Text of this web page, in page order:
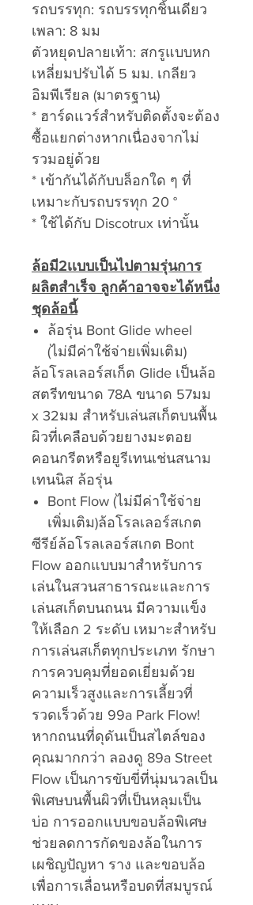
รถบรรทุก: รถบรรทุกชิ้นเดียว
เพลา: 8 มม
ตัวหยุดปลายเท้า: สกรูแบบหก
เหลี่ยมปรับได้ 5 มม. เกลียว
อิมพีเรียล (มาตรฐาน)
* ฮาร์ดแวร์สำหรับติดตั้งจะต้อง
ซื้อแยกต่างหากเนื่องจากไม่
รวมอยู่ด้วย
* เข้ากันได้กับบล็อกใด ๆ ที่
เหมาะกับรถบรรทุก 20 °
* ใช้ได้กับ Discotrux เท่านั้น
ล้อมี2เเบบเป็นไปตามรุ่นการ
ผลิตสำเร็จ ลูกค้าอาจจะได้หนึ่ง
ชุดล้อนี้
ล้อรุ่น Bont Glide wheel
(ไม่มีค่าใช้จ่ายเพิ่มเติม)
ล้อโรลเลอร์สเก็ต Glide เป็นล้อ
สตรีทขนาด 78A ขนาด 57มม
x 32มม สำหรับเล่นสเก็ตบนพื้น
ผิวที่เคลือบด้วยยางมะตอย
คอนกรีตหรือยูรีเทนเช่นสนาม
เทนนิส ล้อรุ่น
Bont Flow (ไม่มีค่าใช้จ่าย
เพิ่มเติม)ล้อโรลเลอร์สเกต
ซีรีย์ล้อโรลเลอร์สเกต Bont
Flow ออกแบบมาสำหรับการ
เล่นในสวนสาธารณะและการ
เล่นสเก็ตบนถนน มีความแข็ง
ให้เลือก 2 ระดับ เหมาะสำหรับ
การเล่นสเก็ตทุกประเภท รักษา
การควบคุมที่ยอดเยี่ยมด้วย
ความเร็วสูงและการเลี้ยวที่
รวดเร็วด้วย 99a Park Flow!
หากถนนที่ดุดันเป็นสไตล์ของ
คุณมากกว่า ลองดู 89a Street
Flow เป็นการขับขี่ที่นุ่มนวลเป็น
พิเศษบนพื้นผิวที่เป็นหลุมเป็น
บ่อ การออกแบบขอบล้อพิเศษ
ช่วยลดการกัดของล้อในการ
เผชิญปัญหา ราง และขอบล้อ
เพื่อการเลื่อนหรือบดที่สมบูรณ์